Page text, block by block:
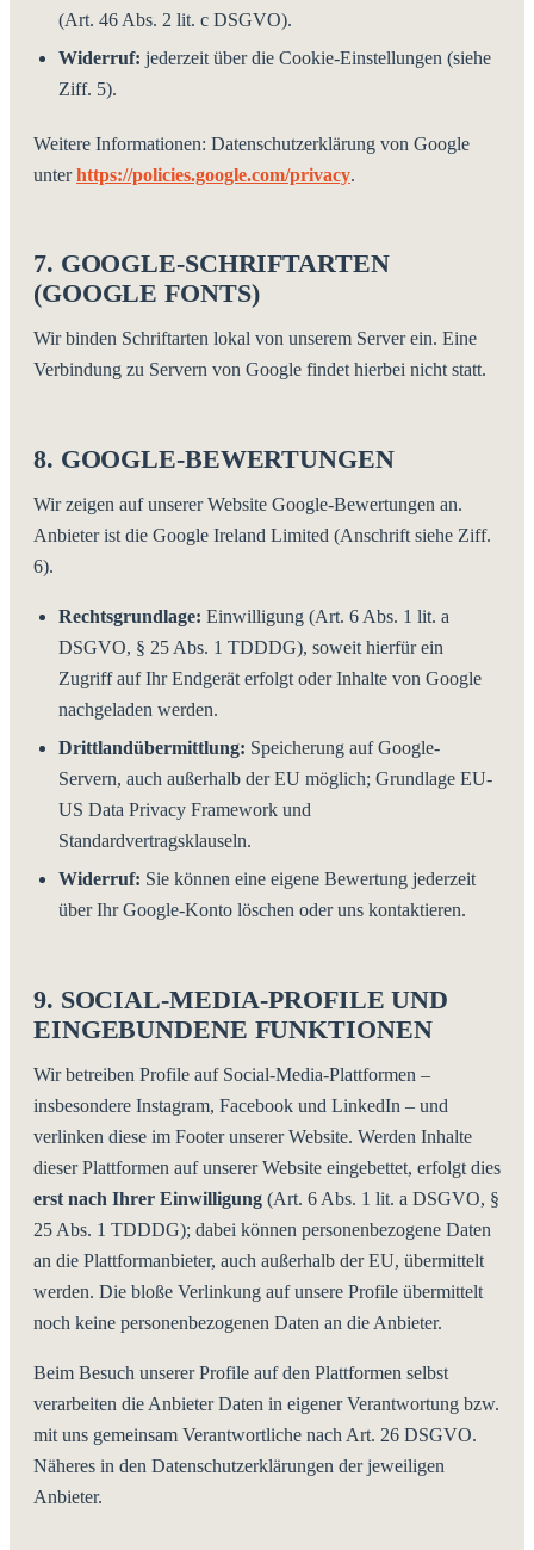
(Art. 46 Abs. 2 lit. c DSGVO).
Widerruf: jederzeit über die Cookie-Einstellungen (siehe
Ziff. 5).
Weitere Informationen: Datenschutzerklärung von Google
unterhttps://policies.google.com/privacy.
7. GOOGLE-SCHRIFTARTEN
(GOOGLE FONTS)
Wir binden Schriftarten lokal von unserem Server ein. Eine
Verbindung zu Servern von Google findet hierbei nicht statt.
8. GOOGLE-BEWERTUNGEN
Wir zeigen auf unserer Website Google-Bewertungen an.
Anbieter ist die Google Ireland Limited (Anschrift siehe Ziff.
6).
Rechtsgrundlage: Einwilligung (Art. 6 Abs. 1 lit. a
DSGVO, § 25 Abs. 1 TDDDG), soweit hierfür ein
Zugriff auf Ihr Endgerät erfolgt oder Inhalte von Google
nachgeladen werden.
Drittlandübermittlung: Speicherung auf Google-
Servern, auch außerhalb der EU möglich; Grundlage EU-
US Data Privacy Framework und
Standardvertragsklauseln.
Widerruf: Sie können eine eigene Bewertung jederzeit
über Ihr Google-Konto löschen oder uns kontaktieren.
9. SOCIAL-MEDIA-PROFILE UND
EINGEBUNDENE FUNKTIONEN
Wir betreiben Profile auf Social-Media-Plattformen –
insbesondere Instagram, Facebook und LinkedIn – und
verlinken diese im Footer unserer Website. Werden Inhalte
dieser Plattformen auf unserer Website eingebettet, erfolgt dies
erst nach Ihrer Einwilligung (Art. 6 Abs. 1 lit. a DSGVO, §
25 Abs. 1 TDDDG); dabei können personenbezogene Daten
an die Plattformanbieter, auch außerhalb der EU, übermittelt
werden. Die bloße Verlinkung auf unsere Profile übermittelt
noch keine personenbezogenen Daten an die Anbieter.
Beim Besuch unserer Profile auf den Plattformen selbst
verarbeiten die Anbieter Daten in eigener Verantwortung bzw.
mit uns gemeinsam Verantwortliche nach Art. 26 DSGVO.
Näheres in den Datenschutzerklärungen der jeweiligen
Anbieter.